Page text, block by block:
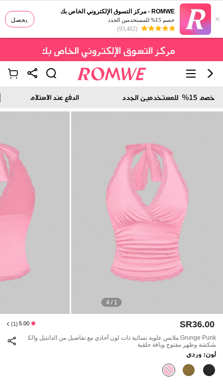
يحصل ×
ROMWE - مركز التسوق الإلكتروني الخاص بك
خصم 15% للمستخدمين الجدد
(93,402)
1 / 4
SR36.00
5.00
(1)
Grunge Punk ملابس علوية نسائية ذات لون أحادي مع تفاصيل من الدانتيل والك
شكشة وظهر مفتوح وياقة حلقية
لون: وردي